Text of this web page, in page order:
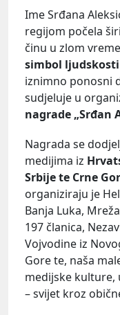
Ime Srđana
regijom počela
činu u zlom
simbol
iznimno ponosni
sudjeluje u
nagrade „Srđan
Nagrada se
medijima iz
Srbije te Crne
organiziraju je
Banja Luka,
197 članica,
Vojvodine iz
Gore te, naša
medijske kulture,
– svijet kroz